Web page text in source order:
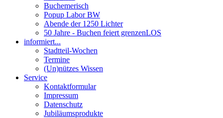
Buchemerisch
Popup Labor BW
Abende der 1250 Lichter
50 Jahre - Buchen feiert grenzenLOS
informiert...
Stadtteil-Wochen
Termine
(Un)nützes Wissen
Service
Kontaktformular
Impressum
Datenschutz
Jubiläumsprodukte